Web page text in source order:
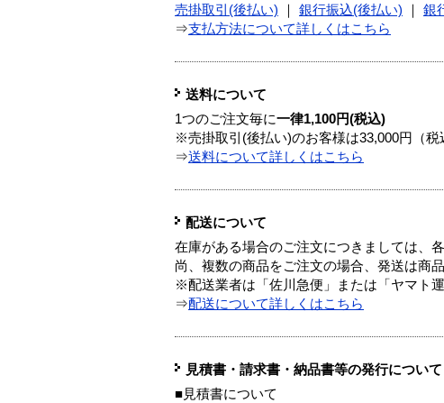
売掛取引(後払い) 銀行振込(後払い) 銀
⇒支払方法について詳しくはこちら
送料について
1つのご注文毎に一律1,100円(税込)
※売掛取引(後払い)のお客様は33,000円（税
⇒送料について詳しくはこちら
配送について
在庫がある場合のご注文につきましては、
尚、複数の商品をご注文の場合、発送は商
※配送業者は「佐川急便」または「ヤマト
⇒配送について詳しくはこちら
見積書・請求書・納品書等の発行について
■見積書について